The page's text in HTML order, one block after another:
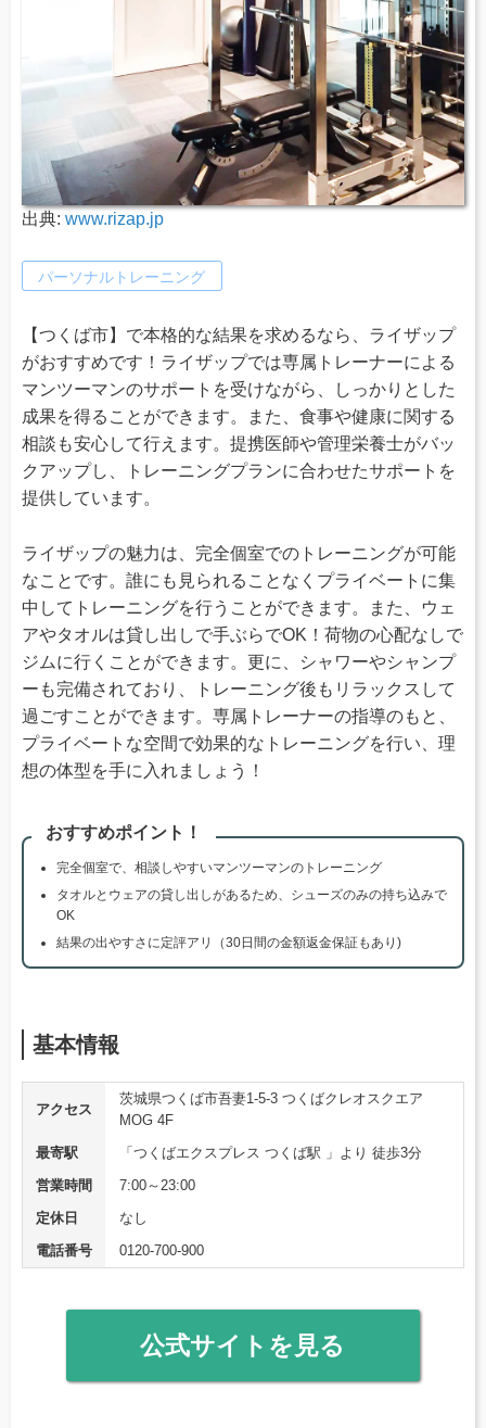
出典: www.rizap.jp
パーソナルトレーニング
【つくば市】で本格的な結果を求めるなら、ライザップ
がおすすめです！ライザップでは専属トレーナーによる
マンツーマンのサポートを受けながら、しっかりとした
成果を得ることができます。また、食事や健康に関する
相談も安心して行えます。提携医師や管理栄養士がバッ
クアップし、トレーニングプランに合わせたサポートを
提供しています。
ライザップの魅力は、完全個室でのトレーニングが可能
なことです。誰にも見られることなくプライベートに集
中してトレーニングを行うことができます。また、ウェ
アやタオルは貸し出しで手ぶらでOK！荷物の心配なしで
ジムに行くことができます。更に、シャワーやシャンプ
ーも完備されており、トレーニング後もリラックスして
過ごすことができます。専属トレーナーの指導のもと、
プライベートな空間で効果的なトレーニングを行い、理
想の体型を手に入れましょう！
おすすめポイント！
完全個室で、相談しやすいマンツーマンのトレーニング
タオルとウェアの貸し出しがあるため、シューズのみの持ち込みで
OK
結果の出やすさに定評アリ（30日間の金額返金保証もあり)
基本情報
アクセス
茨城県つくば市吾妻1-5-3 つくばクレオスクエア
MOG 4F
最寄駅
「つくばエクスプレス つくば駅 」より 徒歩3分
営業時間
7:00～23:00
定休日
なし
電話番号
0120-700-900
公式サイトを見る